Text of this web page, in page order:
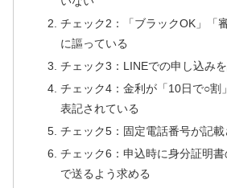
チェック2：「ブラックOK」「
に謳っている
チェック3：LINEでの申し込み
チェック4：金利が「10日で○割
表記されている
チェック5：固定電話番号が記
チェック6：申込時に身分証明
で送るよう求める